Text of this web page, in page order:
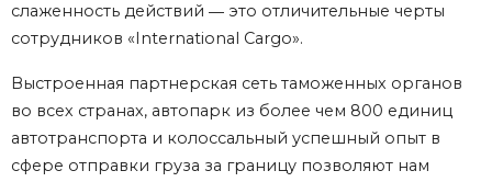
слаженность действий ― это отличительные черты
сотрудников «International Cargo».
Выстроенная партнерская сеть таможенных органов
во всех странах, автопарк из более чем 800 единиц
автотранспорта и колоссальный успешный опыт в
сфере отправки груза за границу позволяют нам